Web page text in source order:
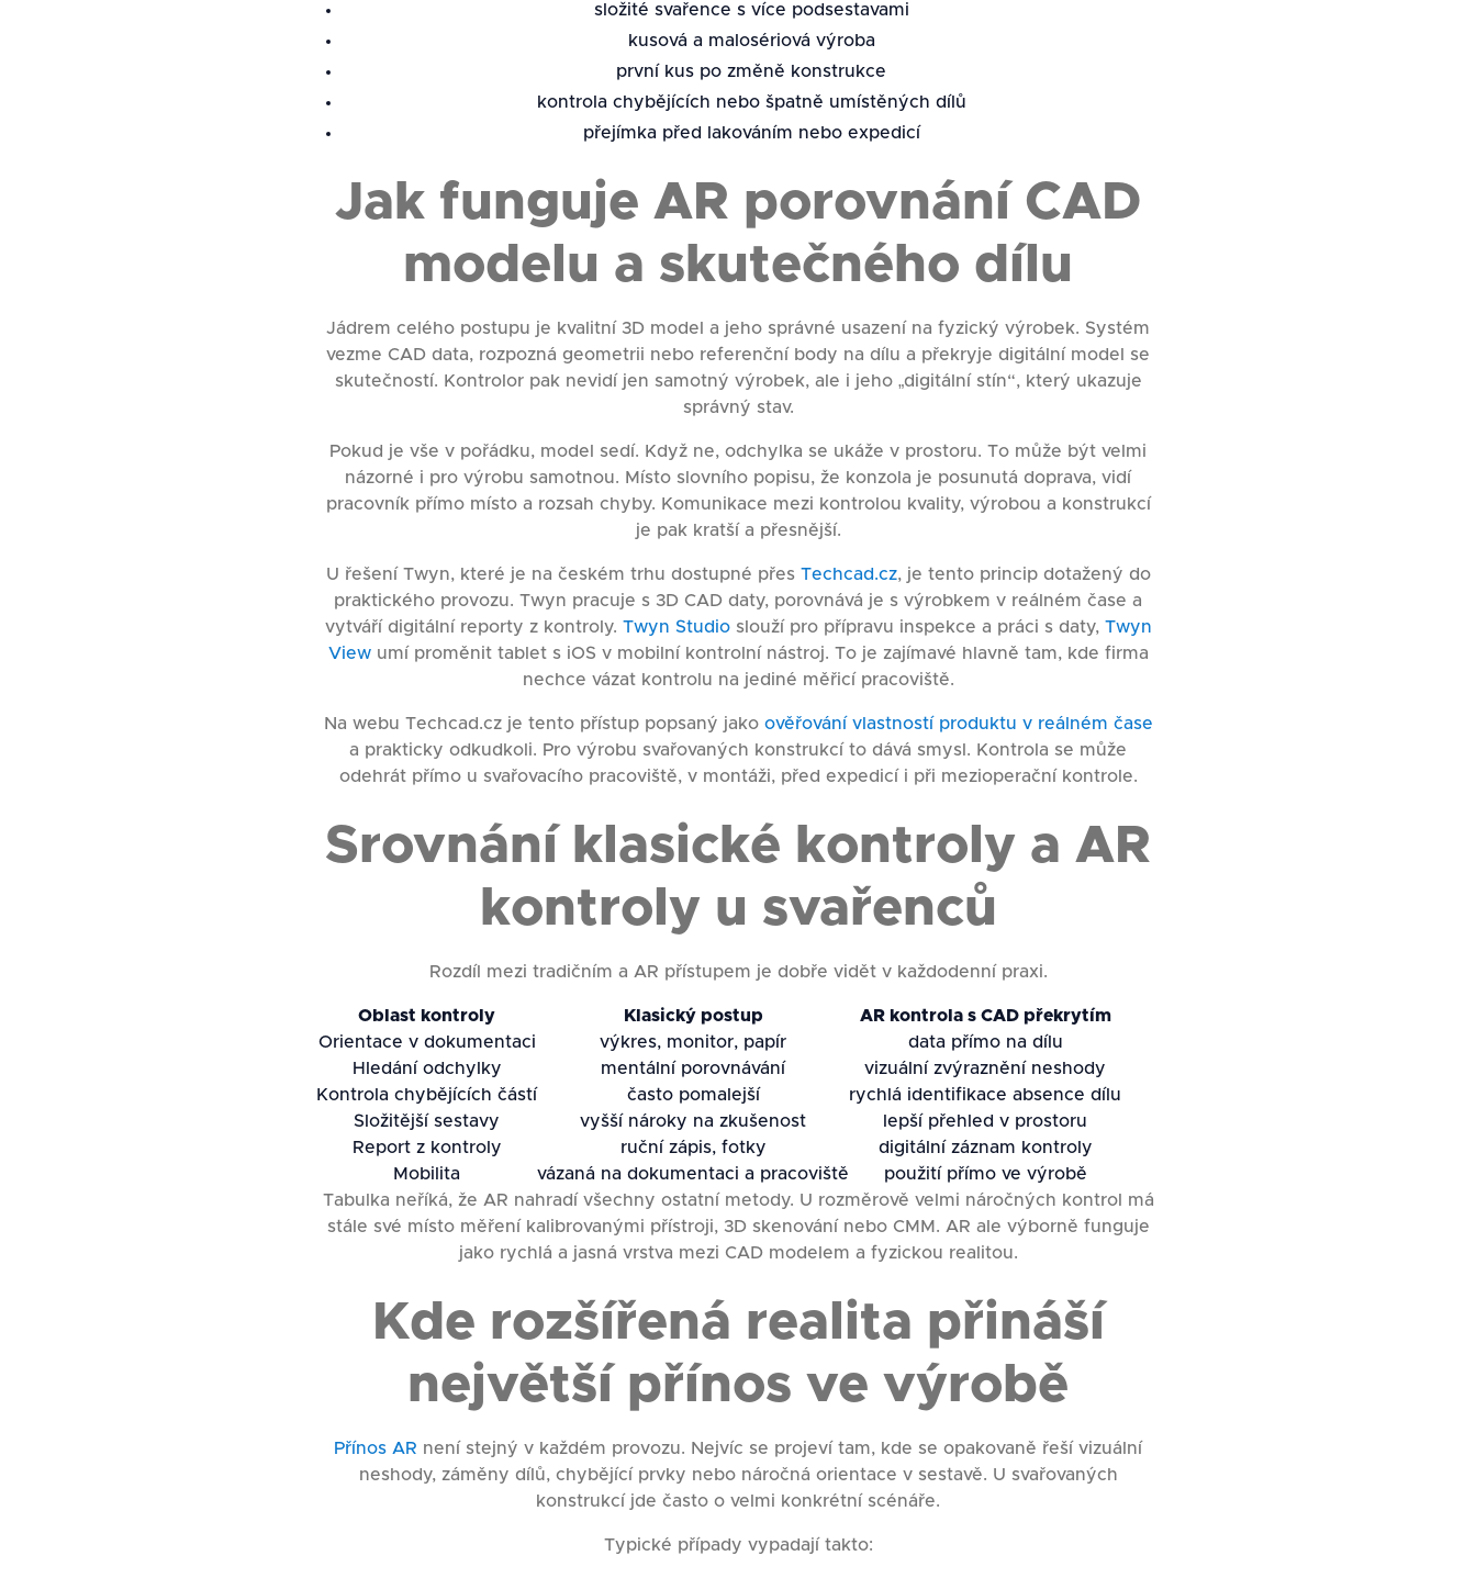
složité svařence s více podsestavami
kusová a malosériová výroba
první kus po změně konstrukce
kontrola chybějících nebo špatně umístěných dílů
přejímka před lakováním nebo expedicí
Jak funguje AR porovnání CAD
modelu a skutečného dílu
Jádrem celého postupu je kvalitní 3D model a jeho správné usazení na fyzický výrobek. Systém
vezme CAD data, rozpozná geometrii nebo referenční body na dílu a překryje digitální model se
skutečností. Kontrolor pak nevidí jen samotný výrobek, ale i jeho „digitální stín“, který ukazuje
správný stav.
Pokud je vše v pořádku, model sedí. Když ne, odchylka se ukáže v prostoru. To může být velmi
názorné i pro výrobu samotnou. Místo slovního popisu, že konzola je posunutá doprava, vidí
pracovník přímo místo a rozsah chyby. Komunikace mezi kontrolou kvality, výrobou a konstrukcí
je pak kratší a přesnější.
U řešení Twyn, které je na českém trhu dostupné přes Techcad.cz, je tento princip dotažený do
praktického provozu. Twyn pracuje s 3D CAD daty, porovnává je s výrobkem v reálném čase a
vytváří digitální reporty z kontroly. Twyn Studioslouží pro přípravu inspekce a práci s daty, Twyn
Viewumí proměnit tablet s iOS v mobilní kontrolní nástroj. To je zajímavé hlavně tam, kde firma
nechce vázat kontrolu na jediné měřicí pracoviště.
Na webu Techcad.cz je tento přístup popsaný jako ověřování vlastností produktu v reálném čase
a prakticky odkudkoli. Pro výrobu svařovaných konstrukcí to dává smysl. Kontrola se může
odehrát přímo u svařovacího pracoviště, v montáži, před expedicí i při mezioperační kontrole.
Srovnání klasické kontroly a AR
kontroly u svařenců
Rozdíl mezi tradičním a AR přístupem je dobře vidět v každodenní praxi.
Oblast kontroly Klasický postup
AR kontrola s CAD překrytím
Orientace v dokumentaci
výkres, monitor, papír
data přímo na dílu
Hledání odchylky
mentální porovnávání
vizuální zvýraznění neshody
Kontrola chybějících částí
často pomalejší
rychlá identifikace absence dílu
Složitější sestavy
vyšší nároky na zkušenost
lepší přehled v prostoru
Report z kontroly
ruční zápis, fotky
digitální záznam kontroly
Mobilita
vázaná na dokumentaci a pracoviště
použití přímo ve výrobě
Tabulka neříká, že AR nahradí všechny ostatní metody. U rozměrově velmi náročných kontrol má
stále své místo měření kalibrovanými přístroji, 3D skenování nebo CMM. AR ale výborně funguje
jako rychlá a jasná vrstva mezi CAD modelem a fyzickou realitou.
Kde rozšířená realita přináší
největší přínos ve výrobě
Přínos AR není stejný v každém provozu. Nejvíc se projeví tam, kde se opakovaně řeší vizuální
neshody, záměny dílů, chybějící prvky nebo náročná orientace v sestavě. U svařovaných
konstrukcí jde často o velmi konkrétní scénáře.
Typické případy vypadají takto: